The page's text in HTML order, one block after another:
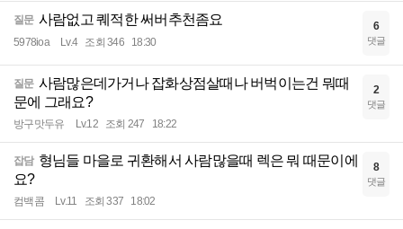
질문 사람없고 퀘적한 써버추천좀요
5978ioa Lv.4 조회 346 18:30
6
댓글
질문 사람많은데가거나 잡화상점살때나 버벅이는건 뭐때
문에 그래요?
방구맛두유 Lv.12 조회 247 18:22
2
댓글
잡담 형님들 마을로 귀환해서 사람많을때 렉은 뭐 때문이에
요?
컴백콤 Lv.11 조회 337 18:02
8
댓글